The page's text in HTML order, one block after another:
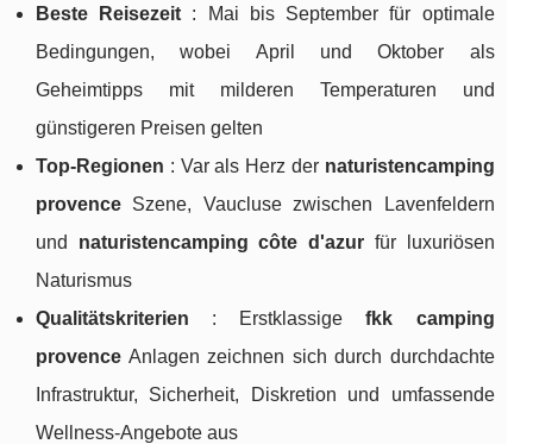
Beste Reisezeit : Mai bis September für optimale
Bedingungen, wobei April und Oktober als
Geheimtipps mit milderen Temperaturen und
günstigeren Preisen gelten
Top-Regionen : Var als Herz der naturistencamping
provence Szene, Vaucluse zwischen Lavenfeldern
und naturistencamping côte d'azur für luxuriösen
Naturismus
Qualitätskriterien : Erstklassigefkk camping
provence Anlagen zeichnen sich durch durchdachte
Infrastruktur, Sicherheit, Diskretion und umfassende
Wellness-Angebote aus